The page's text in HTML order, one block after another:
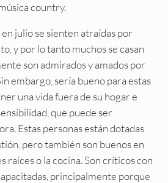
country.
en julio se sienten atraídas por
y por lo tanto muchos se casan
son admirados y amados por
embargo, sería bueno para estas
una vida fuera de su hogar e
que puede ser
Estas personas están dotadas
pero también son buenos en
raíces o la cocina. Son críticos con
principalmente porque